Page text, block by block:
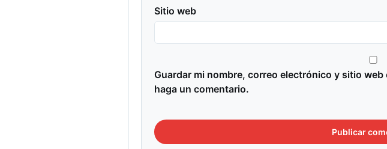
Sitio web
Guardar mi nombre, correo electrónico y sitio
haga un comentario.